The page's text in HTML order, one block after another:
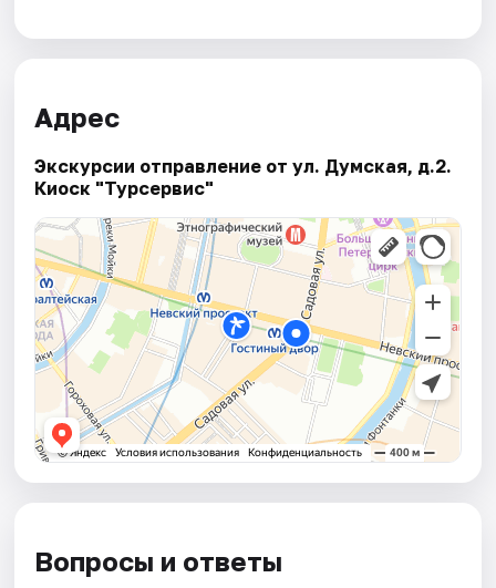
Адрес
Экскурсии отправление от ул. Думская, д.2.
Киоск "Турсервис"
Вопросы и ответы